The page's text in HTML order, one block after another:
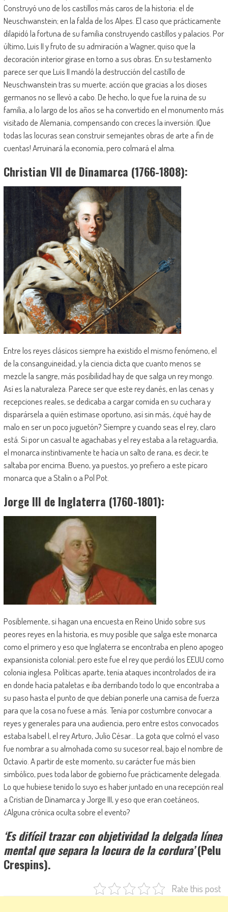
Construyó uno de los castillos más caros de la historia: el de
Neuschwanstein; en la falda de los Alpes. El caso que prácticamente
dilapidó la fortuna de su familia construyendo castillos y palacios. Por
último, Luis II y fruto de su admiración a Wagner, quiso que la
decoración interior girase en torno a sus obras. En su testamento
parece ser que Luis II mandó la destrucción del castillo de
Neuschwanstein tras su muerte; acción que gracias a los dioses
germanos no se llevó a cabo. De hecho, lo que fue la ruina de su
familia, a lo largo de los años se ha convertido en el monumento más
visitado de Alemania, compensando con creces la inversión. ¡Que
todas las locuras sean construir semejantes obras de arte a fin de
cuentas! Arruinará la economía, pero colmará el alma.
Christian VII de Dinamarca (1766-1808):
Entre los reyes clásicos siempre ha existido el mismo fenómeno, el
de la consanguineidad, y la ciencia dicta que cuanto menos se
mezcle la sangre, más posibilidad hay de que salga un rey mongo.
Así es la naturaleza. Parece ser que este rey danés, en las cenas y
recepciones reales, se dedicaba a cargar comida en su cuchara y
disparársela a quién estimase oportuno, así sin más, ¿qué hay de
malo en ser un poco juguetón? Siempre y cuando seas el rey, claro
está. Si por un casual te agachabas y el rey estaba a la retaguardia,
el monarca instintivamente te hacía un salto de rana, es decir, te
saltaba por encima. Bueno, ya puestos, yo prefiero a este pícaro
monarca que a Stalin o a Pol Pot.
Jorge III de Inglaterra (1760-1801):
Posiblemente, si hagan una encuesta en Reino Unido sobre sus
peores reyes en la historia, es muy posible que salga este monarca
como el primero y eso que Inglaterra se encontraba en pleno apogeo
expansionista colonial; pero este fue el rey que perdió los EEUU como
colonia inglesa. Políticas aparte, tenía ataques incontrolados de ira
en donde hacía pataletas e iba derribando todo lo que encontraba a
su paso hasta el punto de que debían ponerle una camisa de fuerza
para que la cosa no fuese a más. Tenía por costumbre convocar a
reyes y generales para una audiencia, pero entre estos convocados
estaba Isabel I, el rey Arturo, Julio César… La gota que colmó el vaso
fue nombrar a su almohada como su sucesor real, bajo el nombre de
Octavio. A partir de este momento, su carácter fue más bien
simbólico, pues toda labor de gobierno fue prácticamente delegada.
Lo que hubiese tenido lo suyo es haber juntado en una recepción real
a Cristian de Dinamarca y Jorge III, y eso que eran coetáneos,
¿Alguna crónica oculta sobre el evento?
‘Es difícil trazar con objetividad la delgada línea
mental que separa la locura de la cordura’(Pelu
Crespins).
Rate this post